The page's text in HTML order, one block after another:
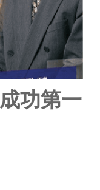
功第一